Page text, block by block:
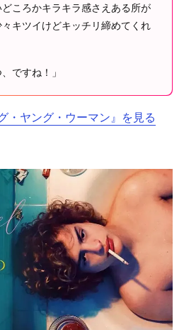
ころかキラキラ感さえある所が
キツイけどキッチリ締めてくれ
ですね！」
・ヤング・ウーマン』を見る